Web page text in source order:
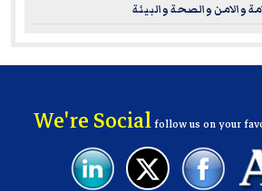
والامن والصحة والبيئة
We're Socialfollow us on your